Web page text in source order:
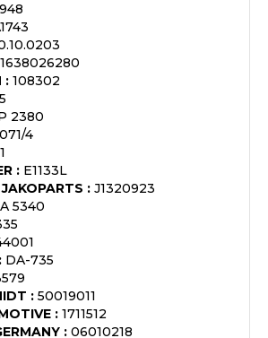
1638026280
: 108302
2380
4
: E1133L
: J1320923
5340
: DA-735
: 50019011
: 1711512
: 06010218